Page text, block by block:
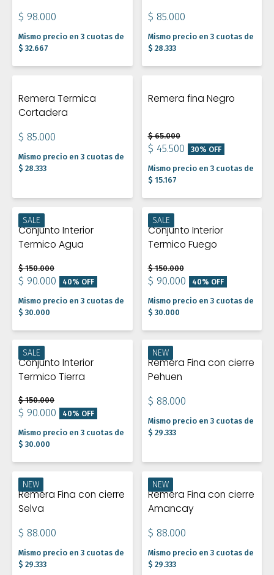
$ 98.000
Mismo precio en 3 cuotas de
$ 32.667
$ 85.000
Mismo precio en 3 cuotas de
$ 28.333
Remera Termica
Cortadera
$ 85.000
Mismo precio en 3 cuotas de
$ 28.333
Remera fina Negro
$ 65.000
$ 45.500 30% OFF
Mismo precio en 3 cuotas de
$ 15.167
SALE
Conjunto Interior
Termico Agua
$ 150.000
$ 90.000 40% OFF
Mismo precio en 3 cuotas de
$ 30.000
SALE
Conjunto Interior
Termico Fuego
$ 150.000
$ 90.000 40% OFF
Mismo precio en 3 cuotas de
$ 30.000
SALE
Conjunto Interior
Termico Tierra
$ 150.000
$ 90.000 40% OFF
Mismo precio en 3 cuotas de
$ 30.000
NEW
Remera Fina con cierre
Pehuen
$ 88.000
Mismo precio en 3 cuotas de
$ 29.333
NEW
Remera Fina con cierre
Selva
$ 88.000
Mismo precio en 3 cuotas de
$ 29.333
NEW
Remera Fina con cierre
Amancay
$ 88.000
Mismo precio en 3 cuotas de
$ 29.333